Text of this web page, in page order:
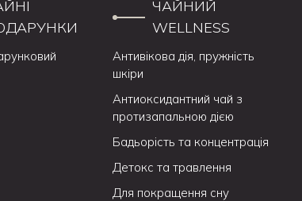
ЧАЙНИЙ
WELLNESS
Антивікова дія, пружність
шкіри
Антиоксидантний чай з
протизапальною дією
Бадьорість та концентрація
Детокс та травлення
Для покращення сну